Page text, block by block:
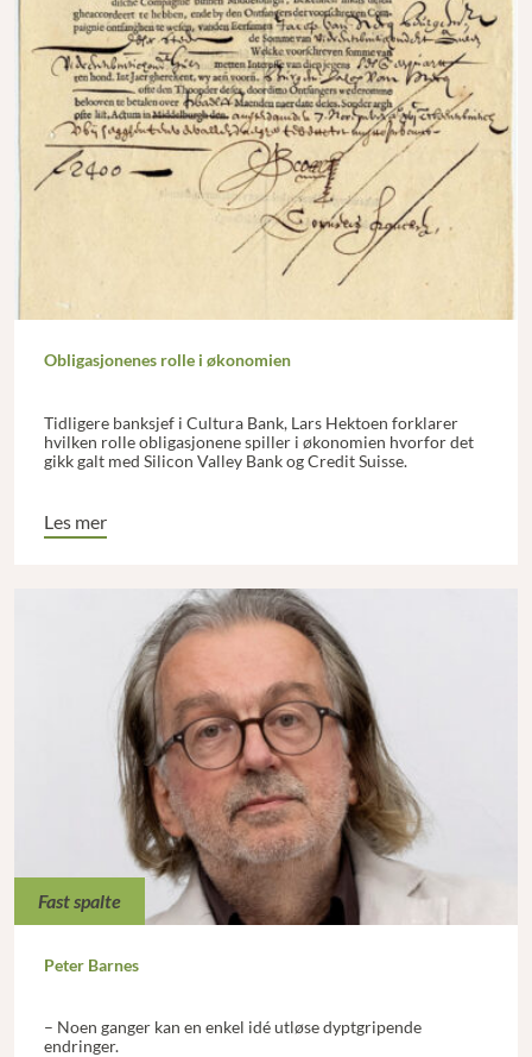
Obligasjonenes rolle i økonomien
Tidligere banksjef i Cultura Bank, Lars Hektoen forklarer
hvilken rolle obligasjonene spiller i økonomien hvorfor det
gikk galt med Silicon Valley Bank og Credit Suisse.
Les mer
Fast spalte
Peter Barnes
– Noen ganger kan en enkel idé utløse dyptgripende
endringer.